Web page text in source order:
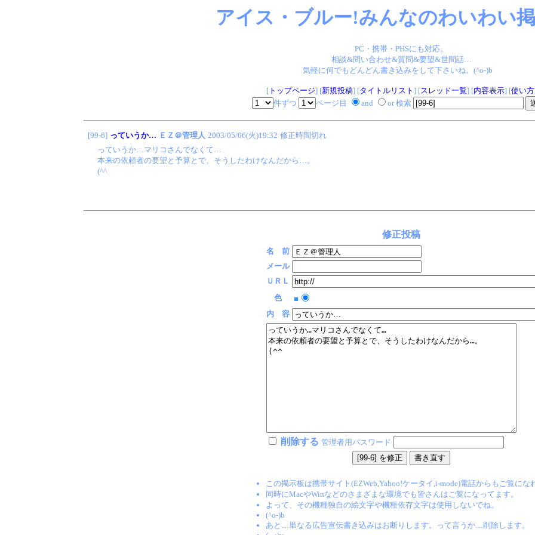
アイス・ブルー!みんなのわいわい
PC・携帯・PHSにも対応。
相談&問い合わせ&質問&要望&世間話…
気軽に何でもどんどん書き込みをして下さいね。(^o-)b
[トップページ] [新規投稿] [タイトルリスト ] [スレッド一覧] [内容表示] [使い方
件ずつ
ページ目 and or 検索
[99-6] っていうか… ＥＺ＠管理人 2003/05/06(火)19:32 修正時間切れ
っていうか…マリコさんでなくて…
本来の依頼者の要望と予算とで、そうしたわけなんだから…。
(^^ゞ
修正投稿
名 前
メール
ＵＲＬ
色
■
内 容
削除する 管理者用パスワード
この掲示板は携帯サイト(EZWeb,Yahoo!ケータイ,i-mode)電話からもご覧にな
同時にMacやWinなどのさまざまな環境でも皆さんはご覧になってます。
よって、その機種独自の絵文字や機種依存文字は使用しないでね。
(^o-)b
あと…単なる広告宣伝書き込みはお断りします。って言うか…削除します。